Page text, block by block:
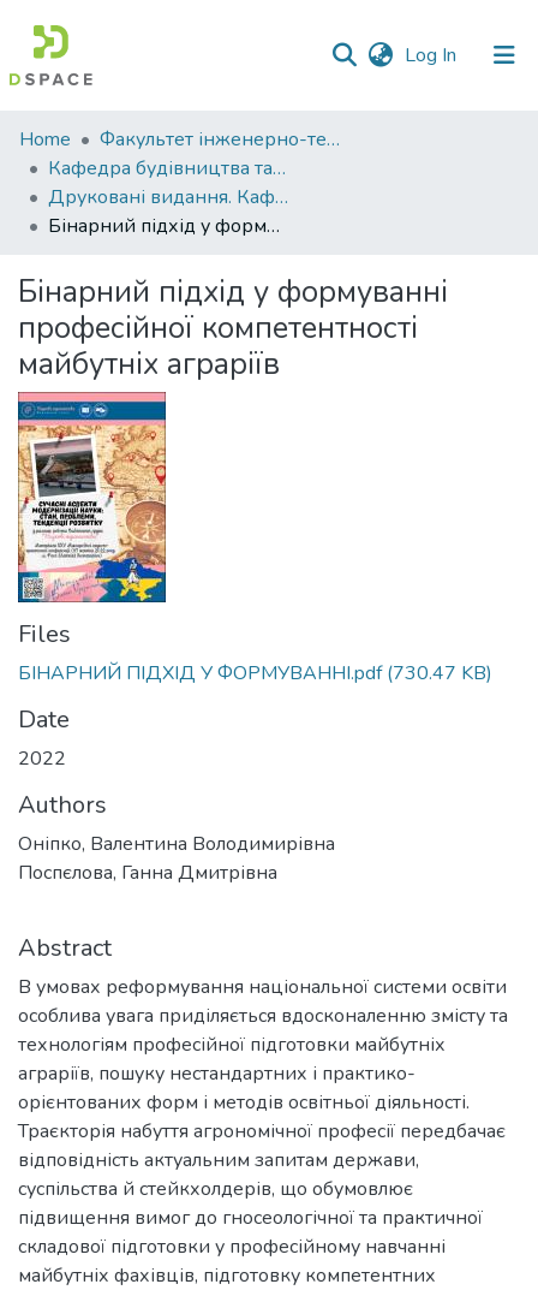
Log In (current)
Communities
&
Collections
All of DSpace
Statistics
Home
Факультет інженерно-технологічний
Кафедра будівництва та професійної освіти
Друковані видання. Кафедра будівництва та професійної освіти
Бінарний підхід у формуванні професійної компетентності майбутніх аграріїв
Бінарний підхід у формуванні
професійної компетентності
майбутніх аграріїв
Files
БІНАРНИЙ ПІДХІД У ФОРМУВАННІ.pdf(730.47 KB)
Date
2022
Authors
Оніпко, Валентина Володимирівна
Поспєлова, Ганна Дмитрівна
Abstract
В умовах реформування національної системи освіти
особлива увага приділяється вдосконаленню змісту та
технологіям професійної підготовки майбутніх
аграріїв, пошуку нестандартних і практико-
орієнтованих форм і методів освітньої діяльності.
Траєкторія набуття агрономічної професії передбачає
відповідність актуальним запитам держави,
суспільства й стейкхолдерів, що обумовлює
підвищення вимог до гносеологічної та практичної
складової підготовки у професійному навчанні
майбутніх фахівців, підготовку компетентних